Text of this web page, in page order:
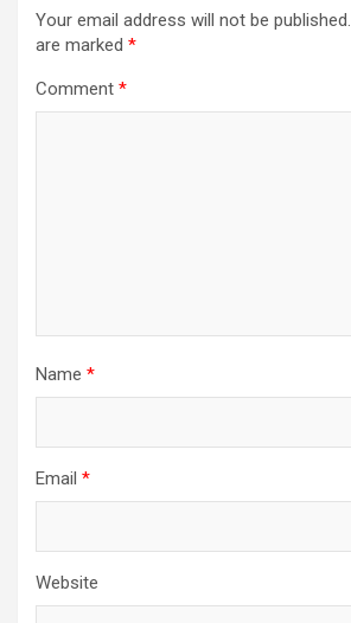
Your email address will not be published.
are marked *
Comment *
Name *
Email *
Website